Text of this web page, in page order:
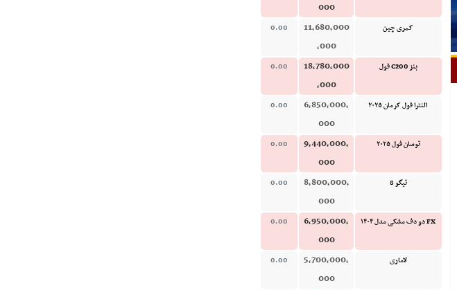
000
کمری چین
11,680,000
,000
0.00
بنز C200 فول
18,780,000
,000
0.00
النترا فول کرمان ۲۰۲۵
6,850,000,
000
0.00
توسان فول ۲۰۲۵
9,440,000,
000
0.00
تیگو 8
8,800,000,
000
0.00
FX دو دف مشکی مدل ۱۴۰۴
6,950,000,
000
0.00
لاماری
5,700,000,
000
0.00